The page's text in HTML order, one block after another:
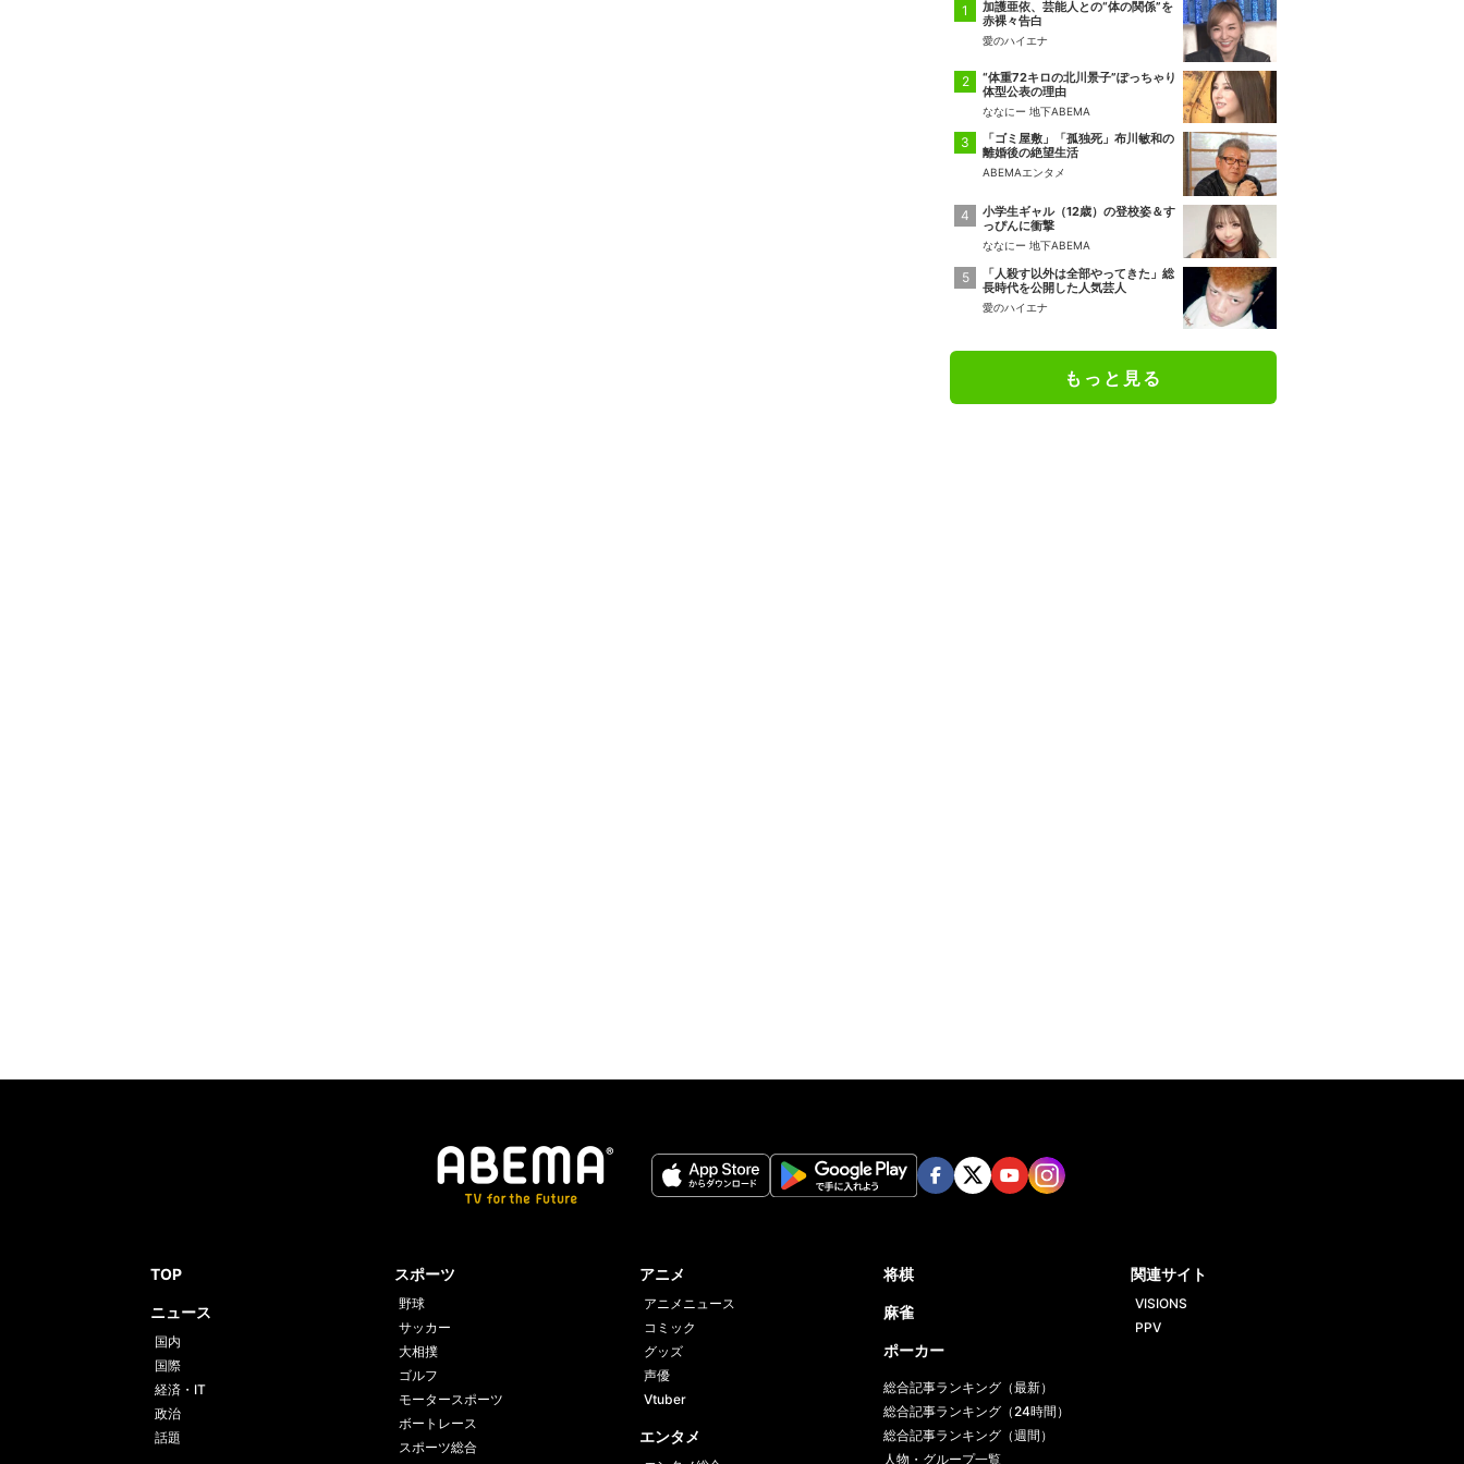
加護亜依、芸能人との“体の関係”を
赤裸々告白
愛のハイエナ
“体重72キロの北川景子”ぽっちゃり
体型公表の理由
ななにー 地下ABEMA
「ゴミ屋敷」「孤独死」布川敏和の
離婚後の絶望生活
ABEMAエンタメ
小学生ギャル（12歳）の登校姿＆す
っぴんに衝撃
ななにー 地下ABEMA
「人殺す以外は全部やってきた」総
長時代を公開した人気芸人
愛のハイエナ
もっと見る
TOP
ニュース
国内
国際
経済・IT
政治
話題
スポーツ
野球
サッカー
大相撲
ゴルフ
モータースポーツ
ボートレース
スポーツ総合
アニメ
アニメニュース
コミック
グッズ
声優
Vtuber
エンタメ
将棋
麻雀
ポーカー
総合記事ランキング（最新）
総合記事ランキング（24時間）
総合記事ランキング（週間）
人物・グループ一覧
関連サイト
VISIONS
PPV